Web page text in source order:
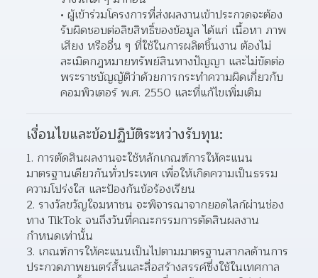
ผู้เข้าร่วมโครงการที่ส่งผลงานเข้าประกวดจะต้อง
รับผิดชอบต่อลิขสิทธิ์ของข้อมูล ได้แก่ เนื้อหา ภาพ
เสียง หรืออื่น ๆ ที่ใช้ในการผลิตชิ้นงาน ต้องไม่
ละเมิดกฎหมายทรัพย์สินทางปัญญา และไม่ขัดต่อ
พระราชบัญญัติว่าด้วยการกระทำความผิดเกี่ยวกับ
คอมพิวเตอร์ พ.ศ. 2550 และที่แก้ไขเพิ่มเติม
เงื่อนไขและข้อปฏิบัติระหว่างรับทุน:
การตัดสินผลงานจะใช้หลักเกณฑ์การให้คะแนน
มาตรฐานเดียวกันทั่วประเทศ เพื่อให้เกิดความเป็นธรรม
ความโปร่งใส และป้องกันข้อร้องเรียน
รางวัลขวัญใจมหาชน จะพิจารณาจากยอดไลก์ผ่านช่อง
ทาง TikTok จนถึงวันที่คณะกรรมการตัดสินผลงาน
กำหนดเท่านั้น
เกณฑ์การให้คะแนนเป็นไปตามมาตรฐานสากลด้านการ
ประกวดภาพยนตร์สั้นและสื่อสร้างสรรค์ซึ่งใช้ในเทศกาล